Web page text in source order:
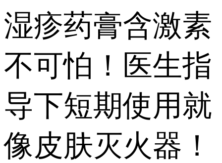
️️湿疹药膏含激素
不可怕！医生指
导下短期使用就
像皮肤灭火器！